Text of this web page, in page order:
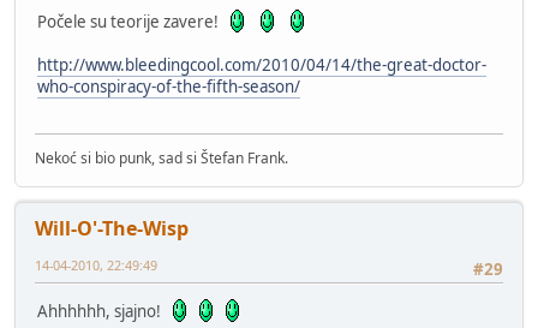
Počele su teorije zavere!
http://www.bleedingcool.com/2010/04/14/the-great-doctor-
who-conspiracy-of-the-fifth-season/
Nekoć si bio punk, sad si Štefan Frank.
Will-O'-The-Wisp
#29
14-04-2010, 22:49:49
Ahhhhhh, sjajno!